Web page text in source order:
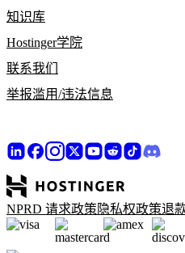
知识库
Hostinger学院
联系我们
举报滥用/违法信息
NPRD 请求政策 隐私权政策退